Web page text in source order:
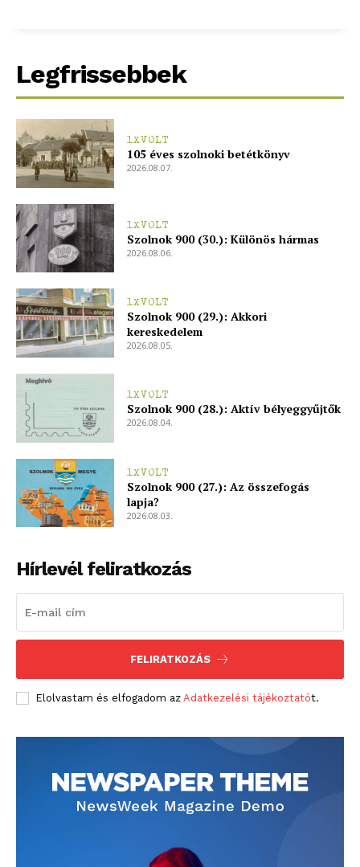
Hasznos
bSZ fiók
Előfizetés
Kapcsolat
Adatkezelési tájékoztató
Hirdetés
Legfrissebbek
1XVOLT
105 éves szolnoki betétkönyv
2026.08.07.
1XVOLT
Szolnok 900 (30.): Különös hármas
2026.08.06.
1XVOLT
Szolnok 900 (29.): Akkori
kereskedelem
2026.08.05.
1XVOLT
Szolnok 900 (28.): Aktív bélyeggyűjtők
2026.08.04.
1XVOLT
Szolnok 900 (27.): Az összefogás
lapja?
2026.08.03.
Hírlevél feliratkozás
FELIRATKOZÁS
Elolvastam és elfogadom az Adatkezelési tájékoztatót.